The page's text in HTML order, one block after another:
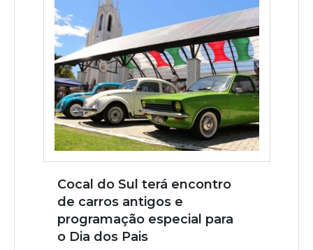
Cocal do Sul terá encontro
de carros antigos e
programação especial para
o Dia dos Pais